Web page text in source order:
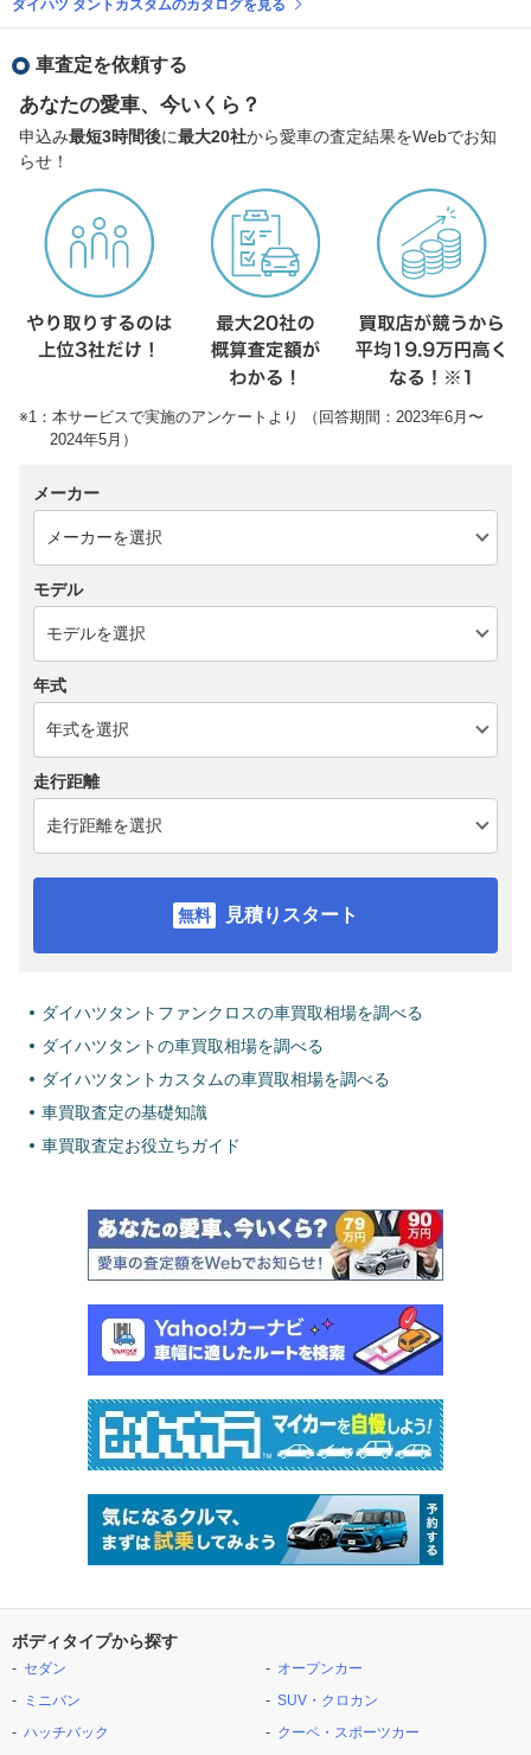
ダイハツ タントカスタムのカタログを見る
車査定を依頼する
あなたの愛車、今いくら？
申込み最短3時間後に最大20社から愛車の査定結果をWebでお知
らせ！
※1：本サービスで実施のアンケートより （回答期間：2023年6月〜
2024年5月）
メーカー
モデル
年式
走行距離
見積りスタート
ダイハツタントファンクロスの車買取相場を調べる
ダイハツタントの車買取相場を調べる
ダイハツタントカスタムの車買取相場を調べる
車買取査定の基礎知識
車買取査定お役立ちガイド
ボディタイプから探す
セダン
ミニバン
ハッチバック
オープンカー
SUV・クロカン
クーペ・スポーツカー